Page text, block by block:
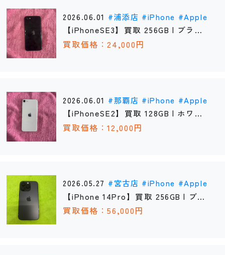
2026.06.01 浦添店 iPhone Apple
【iPhoneSE3】買取 256GB | ブラッ
ク 《浦添店》
買取価格：24,000円
2026.06.01 那覇店 iPhone Apple
【iPhoneSE2】買取 128GB | ホワイ
ト 《那覇店》
買取価格：12,000円
2026.05.27 宮古店 iPhone Apple
【iPhone 14Pro】買取 256GB | ブラ
ック 《宮古店》
買取価格：56,000円